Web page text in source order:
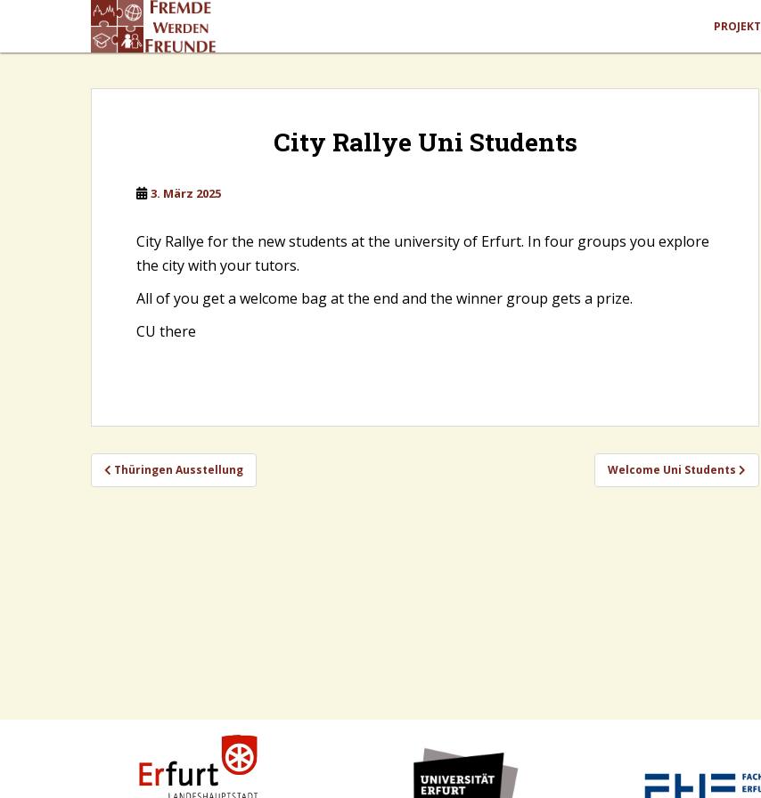
i
PROJEKT
City Rallye Uni Students
3. März 2025
City Rallye for the new students at the university of Erfurt. In four groups you explore
the city with your tutors.
All of you get a welcome bag at the end and the winner group gets a prize.
CU there
Beitragsnavigation
Thüringen Ausstellung Welcome Uni Students